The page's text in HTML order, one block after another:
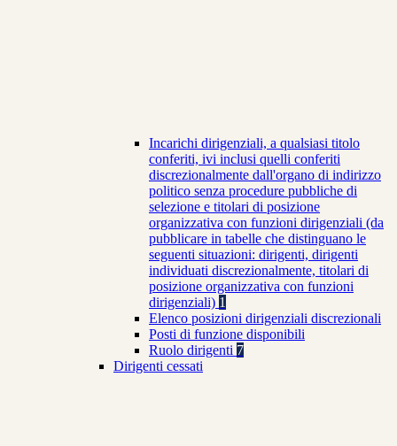
Incarichi dirigenziali, a qualsiasi titolo
conferiti, ivi inclusi quelli conferiti
discrezionalmente dall'organo di indirizzo
politico senza procedure pubbliche di
selezione e titolari di posizione
organizzativa con funzioni dirigenziali (da
pubblicare in tabelle che distinguano le
seguenti situazioni: dirigenti, dirigenti
individuati discrezionalmente, titolari di
posizione organizzativa con funzioni
dirigenziali) 1
Elenco posizioni dirigenziali discrezionali
Posti di funzione disponibili
Ruolo dirigenti 7
Dirigenti cessati